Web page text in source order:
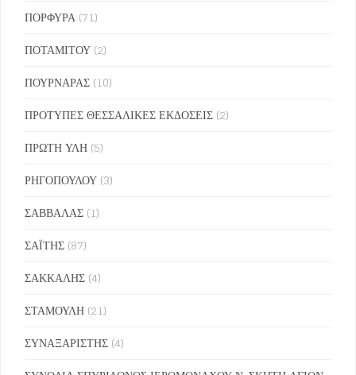
ΠΟΡΦΥΡΑ (71)
ΠΟΤΑΜΙΤΟΥ (2)
ΠΟΥΡΝΑΡΑΣ (10)
ΠΡΟΤΥΠΕΣ ΘΕΣΣΑΛΙΚΕΣ ΕΚΔΟΣΕΙΣ (2)
ΠΡΩΤΗ ΥΛΗ (5)
ΡΗΓΟΠΟΥΛΟΥ (3)
ΣΑΒΒΑΛΑΣ (1)
ΣΑΪΤΗΣ (87)
ΣΑΚΚΑΛΗΣ (4)
ΣΤΑΜΟΥΛΗ (21)
ΣΥΝΑΞΑΡΙΣΤΗΣ (4)